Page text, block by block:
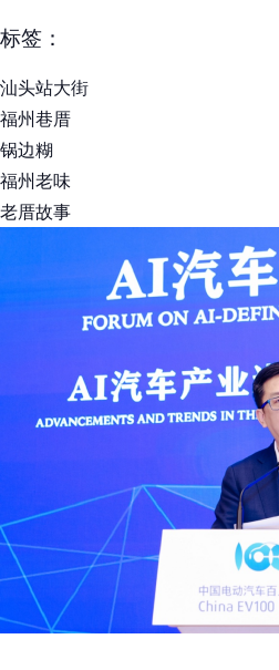
标签：
汕头站大街
福州巷厝
锅边糊
福州老味
老厝故事